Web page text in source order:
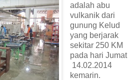
adalah abu
vulkanik dari
gunung Kelud
yang berjarak
sekitar 250 KM
pada hari Jumat
14.02.2014
kemarin.